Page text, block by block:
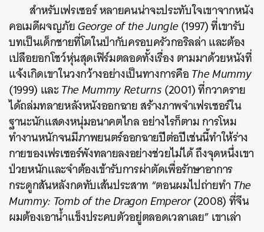
สำหรับเฟรเซอร์ หลายคนน่าจะประทับใจเขาจากหนัง
คอเมดีผจญภัยGeorge of the Jungle(1997) ที่เขารับ
บทเป็นเด็กชายที่โตในป่ากับครอบครัวกอริลล่า และต้อง
เปลือยอกโชว์หุ่นสุดเฟิร์มตลอดทั้งเรื่อง ตามมาด้วยหนังที่
แจ้งเกิดเขาในวงกว้างอย่างเป็นทางการคือThe Mummy
(1999) และThe Mummy Returns(2001) ที่กวาดราย
ได้ถล่มทลายหลังหนังออกฉาย สร้างภาพจำเฟรเซอร์ใน
ฐานะนักแสดงหนุ่มอนาคตไกล อย่างไรก็ตาม การโหม
ทำงานหนักจนมีภาพยนตร์ออกฉายปีต่อปีเช่นนี้ทำให้ร่าง
กายของเฟรเซอร์พังทลายลงอย่างช่วยไม่ได้ ถึงจุดหนึ่งเขา
ป่วยหนักและจำต้องเข้ารับการผ่าตัดเพื่อรักษาอาการ
กระดูกสันหลังกดทับเส้นประสาท “ตอนผมไปถ่ายทำThe
Mummy: Tomb of the Dragon Emperor(2008) ที่จีน
ผมต้องเอาน้ำแข็งประคบตัวอยู่ตลอดเวลาเลย” เขาเล่า